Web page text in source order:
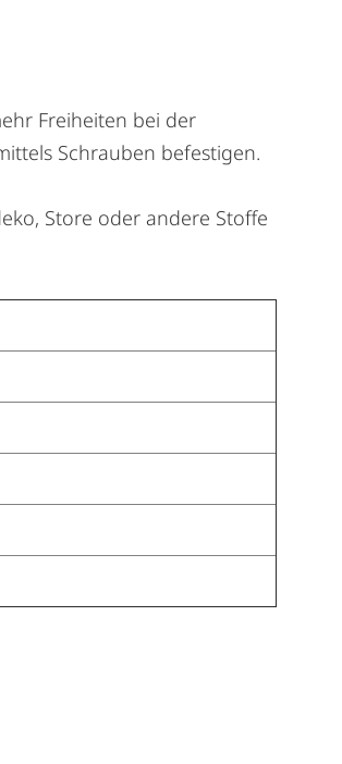
Freiheiten bei der
Schrauben befestigen.
Store oder andere Stoffe